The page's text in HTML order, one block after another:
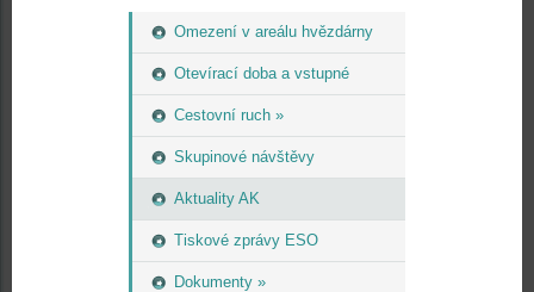
Omezení v areálu hvězdárny
Otevírací doba a vstupné
Cestovní ruch »
Skupinové návštěvy
Aktuality AK
Tiskové zprávy ESO
Dokumenty »